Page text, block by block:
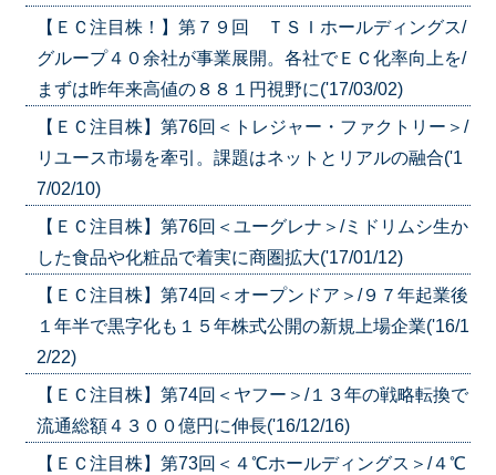
【ＥＣ注目株！】第７９回 ＴＳＩホールディングス/
グループ４０余社が事業展開。各社でＥＣ化率向上を/
まずは昨年来高値の８８１円視野に('17/03/02)
【ＥＣ注目株】第76回＜トレジャー・ファクトリー＞/
リユース市場を牽引。課題はネットとリアルの融合('1
7/02/10)
【ＥＣ注目株】第76回＜ユーグレナ＞/ミドリムシ生か
した食品や化粧品で着実に商圏拡大('17/01/12)
【ＥＣ注目株】第74回＜オープンドア＞/９７年起業後
１年半で黒字化も１５年株式公開の新規上場企業('16/1
2/22)
【ＥＣ注目株】第74回＜ヤフー＞/１３年の戦略転換で
流通総額４３００億円に伸長('16/12/16)
【ＥＣ注目株】第73回＜４℃ホールディングス＞/４℃